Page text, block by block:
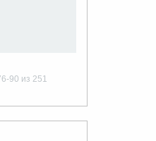
90 из 251